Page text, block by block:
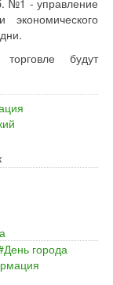
№1 - управление
экономического
будут
День города